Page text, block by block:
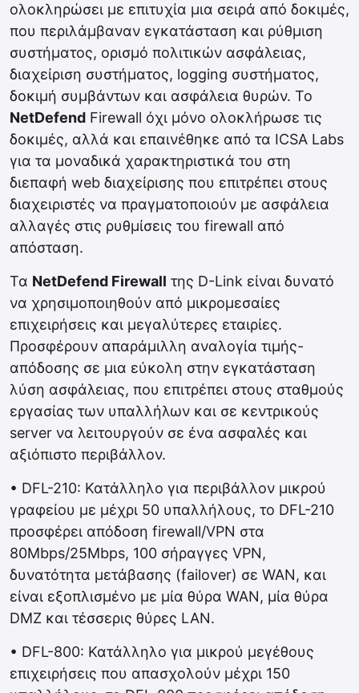
ολοκληρώσει με επιτυχία μια σειρά από δοκιμές,
που περιλάμβαναν εγκατάσταση και ρύθμιση
συστήματος, ορισμό πολιτικών ασφάλειας,
διαχείριση συστήματος, logging συστήματος,
δοκιμή συμβάντων και ασφάλεια θυρών. Το
NetDefend Firewall όχι μόνο ολοκλήρωσε τις
δοκιμές, αλλά και επαινέθηκε από τα ICSA Labs
για τα μοναδικά χαρακτηριστικά του στη
διεπαφή web διαχείρισης που επιτρέπει στους
διαχειριστές να πραγματοποιούν με ασφάλεια
αλλαγές στις ρυθμίσεις του firewall από
απόσταση.
Τα NetDefend Firewall της D-Link είναι δυνατό
να χρησιμοποιηθούν από μικρομεσαίες
επιχειρήσεις και μεγαλύτερες εταιρίες.
Προσφέρουν απαράμιλλη αναλογία τιμής-
απόδοσης σε μια εύκολη στην εγκατάσταση
λύση ασφάλειας, που επιτρέπει στους σταθμούς
εργασίας των υπαλλήλων και σε κεντρικούς
server να λειτουργούν σε ένα ασφαλές και
αξιόπιστο περιβάλλον.
• DFL-210: Κατάλληλο για περιβάλλον μικρού
γραφείου με μέχρι 50 υπαλλήλους, το DFL-210
προσφέρει απόδοση firewall/VPN στα
80Mbps/25Mbps, 100 σήραγγες VPN,
δυνατότητα μετάβασης (failover) σε WAN, και
είναι εξοπλισμένο με μία θύρα WAN, μία θύρα
DMZ και τέσσερις θύρες LAN.
• DFL-800: Κατάλληλο για μικρού μεγέθους
επιχειρήσεις που απασχολούν μέχρι 150